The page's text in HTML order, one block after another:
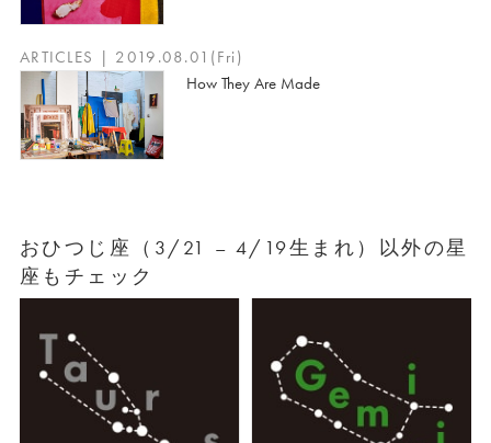
ARTICLES | 2019.08.01(Fri)
How They Are Made
おひつじ座（3/21 – 4/19生まれ）以外の星
座もチェック